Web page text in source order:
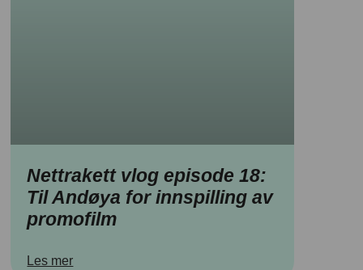
Nettrakett vlog episode 18:
Til Andøya for innspilling av
promofilm
Les mer